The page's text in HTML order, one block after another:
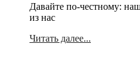
Давайте по-честному:
из нас
Читать далее...